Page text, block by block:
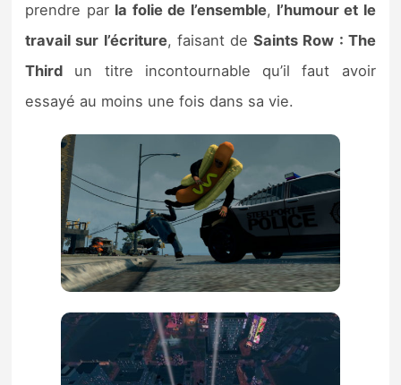
prendre par la folie de l’ensemble, l’humour et le
travail sur l’écriture, faisant deSaints Row : The
Third un titre incontournable qu’il faut avoir
essayé au moins une fois dans sa vie.